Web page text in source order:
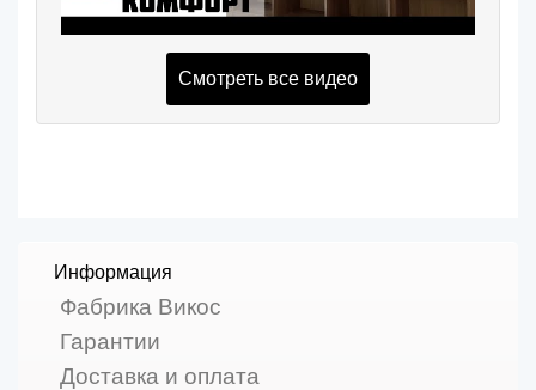
Смотреть все видео
Информация
Фабрика Викос
Гарантии
Доставка и оплата